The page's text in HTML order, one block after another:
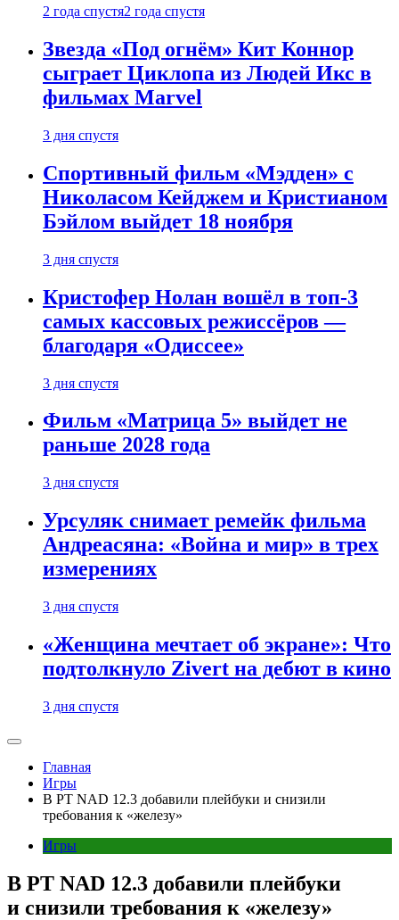
2 года спустя2 года спустя
Звезда «Под огнём» Кит Коннор
сыграет Циклопа из Людей Икс в
фильмах Marvel
3 дня спустя
Спортивный фильм «Мэдден» с
Николасом Кейджем и Кристианом
Бэйлом выйдет 18 ноября
3 дня спустя
Кристофер Нолан вошёл в топ-3
самых кассовых режиссёров —
благодаря «Одиссее»
3 дня спустя
Фильм «Матрица 5» выйдет не
раньше 2028 года
3 дня спустя
Урсуляк снимает ремейк фильма
Андреасяна: «Война и мир» в трех
измерениях
3 дня спустя
«Женщина мечтает об экране»: Что
подтолкнуло Zivert на дебют в кино
3 дня спустя
Главная
Игры
В PT NAD 12.3 добавили плейбуки и снизили
требования к «железу»
Игры
В PT NAD 12.3 добавили плейбуки
и снизили требования к «железу»